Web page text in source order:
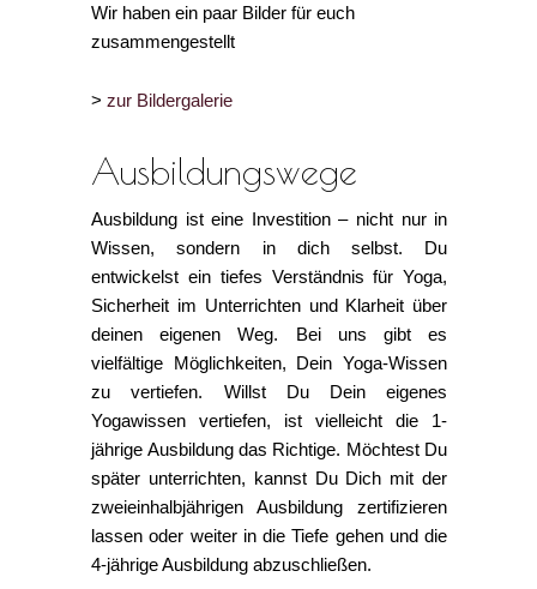
Wir haben ein paar Bilder für euch
zusammengestellt
>zur Bildergalerie
Ausbildungswege
Ausbildung ist eine Investition – nicht nur in
Wissen, sondern in dich selbst. Du
entwickelst ein tiefes Verständnis für Yoga,
Sicherheit im Unterrichten und Klarheit über
deinen eigenen Weg. Bei uns gibt es
vielfältige Möglichkeiten, Dein Yoga-Wissen
zu vertiefen. Willst Du Dein eigenes
Yogawissen vertiefen, ist vielleicht die 1-
jährige Ausbildung das Richtige. Möchtest Du
später unterrichten, kannst Du Dich mit der
zweieinhalbjährigen Ausbildung zertifizieren
lassen oder weiter in die Tiefe gehen und die
4-jährige Ausbildung abzuschließen.